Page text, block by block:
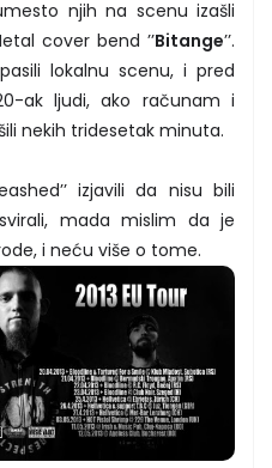
njih na scenu izašli
cover bend ’’Bitange’’.
lokalnu scenu, i pred
ak ljudi, ako računam i
nekih tridesetak minuta.
izjavili da nisu bili
mada mislim da je
i neću više o tome.